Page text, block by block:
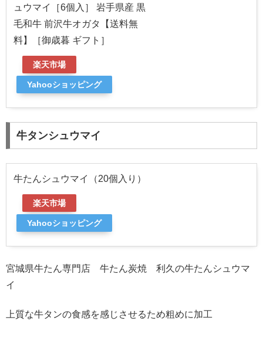
ュウマイ［6個入］ 岩手県産 黒
毛和牛 前沢牛オガタ【送料無
料】［御歳暮 ギフト］
楽天市場
Yahooショッピング
牛タンシュウマイ
牛たんシュウマイ（20個入り）
楽天市場
Yahooショッピング
宮城県牛たん専門店 牛たん炭焼 利久の牛たんシュウマ
イ
上質な牛タンの食感を感じさせるため粗めに加工